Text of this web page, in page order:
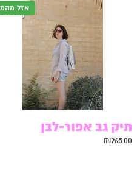
אזל
תיק גב אפור-לבן
₪265.00